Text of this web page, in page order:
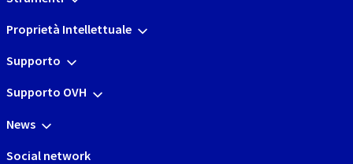
Proprietà Intellettuale
Supporto
Supporto OVH
News
Social network